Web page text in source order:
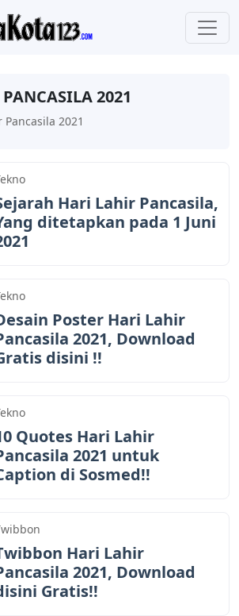
2021
Pancasila 2021
Hari Lahir Pancasila,
ditetapkan pada 1 Juni
Poster Hari Lahir
2021, Download
disini !!
Quotes Hari Lahir
2021 untuk
di Sosmed!!
Hari Lahir
2021, Download
Gratis!!